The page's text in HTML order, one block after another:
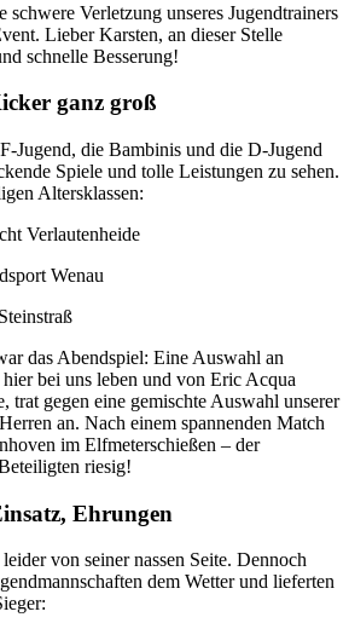
schwere Verletzung unseres Jugendtrainers
Lieber Karsten, an dieser Stelle
schnelle Besserung!
ganz groß
Jugend, die Bambinis und die D-Jugend
Spiele und tolle Leistungen zu sehen.
Altersklassen:
Verlautenheide
Wenau
das Abendspiel: Eine Auswahl an
bei uns leben und von Eric Acqua
trat gegen eine gemischte Auswahl unserer
an. Nach einem spannenden Match
im Elfmeterschießen – der
riesig!
Ehrungen
von seiner nassen Seite. Dennoch
dem Wetter und lieferten